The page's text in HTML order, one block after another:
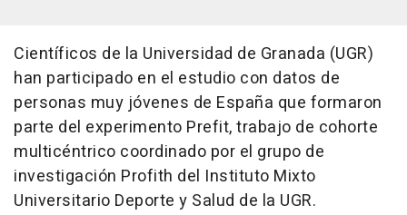
Científicos de la Universidad de Granada (UGR)
han participado en el estudio con datos de
personas muy jóvenes de España que formaron
parte del experimento Prefit, trabajo de cohorte
multicéntrico coordinado por el grupo de
investigación Profith del Instituto Mixto
Universitario Deporte y Salud de la UGR.